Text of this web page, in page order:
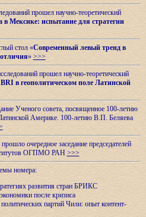
прошел научно-теоретический
Мексике: испытание для стратегии
стол «Современный левый тренд в
» >>>
прошел научно-теоретический
в геополитическом поле Латинской
Ученого совета, посвященное 100-летию
Америке. 100-летию В.П. Беляева
очередное заседание председателей
ОГПМО РАН >>>
номера:
развития стран БРИКС
после кризиса
партий Чили: опыт контент-